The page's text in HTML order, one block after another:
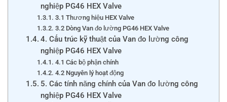
nghiệp PG46 HEX Valve
3.1 Thương hiệu HEX Valve
3.2 Dòng Van đo lường PG46 HEX Valve
4. Cấu trúc kỹ thuật của Van đo lường công
nghiệp PG46 HEX Valve
4.1 Các bộ phận chính
4.2 Nguyên lý hoạt động
5. Các tính năng chính của Van đo lường công
nghiệp PG46 HEX Valve